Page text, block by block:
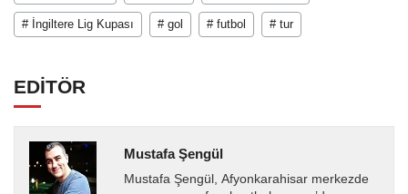
# İngiltere Lig Kupası # gol # futbol # tur
EDİTÖR
Mustafa Şengül
Mustafa Şengül, Afyonkarahisar merkezde